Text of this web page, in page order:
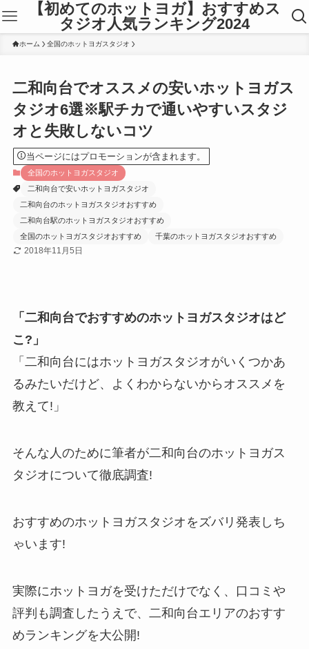
【初めてのホットヨガ】おすすめス
タジオ人気ランキング2024
ホーム 全国のホットヨガスタジオ
二和向台でオススメの安いホットヨガス
タジオ6選※駅チカで通いやすいスタジ
オと失敗しないコツ
当ページにはプロモーションが含まれます。
全国のホットヨガスタジオ
二和向台で安いホットヨガスタジオ
二和向台のホットヨガスタジオおすすめ
二和向台駅のホットヨガスタジオおすすめ
全国のホットヨガスタジオおすすめ
千葉のホットヨガスタジオおすすめ
2018年11月5日
「二和向台でおすすめのホットヨガスタジオはど
こ?」
「二和向台にはホットヨガスタジオがいくつかあ
るみたいだけど、よくわからないからオススメを
教えて!」
そんな人のために筆者が二和向台のホットヨガス
タジオについて徹底調査!
おすすめのホットヨガスタジオをズバリ発表しち
ゃいます!
実際にホットヨガを受けただけでなく、口コミや
評判も調査したうえで、二和向台エリアのおすす
めランキングを大公開!